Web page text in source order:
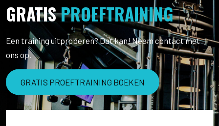
GRATISPROEFTRAINING
Een training uitproberen? Dat kan! Neem contact met
ons op.
GRATIS PROEFTRAINING BOEKEN